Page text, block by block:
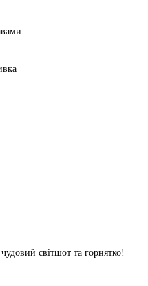
світшот та горнятко!